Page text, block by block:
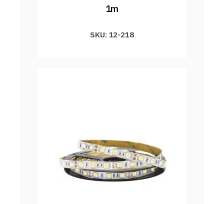
1m
SKU: 12-218